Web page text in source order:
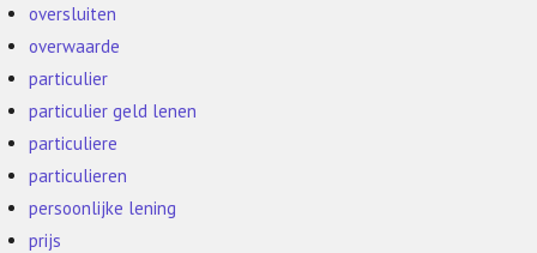
oversluiten
overwaarde
particulier
particulier geld lenen
particuliere
particulieren
persoonlijke lening
prijs